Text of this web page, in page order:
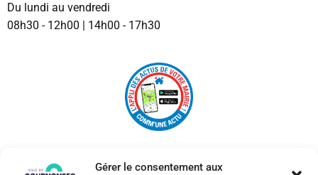
Gérer le consentement aux
Du lundi au vendredi
08h30 - 12h00 | 14h00 - 17h30